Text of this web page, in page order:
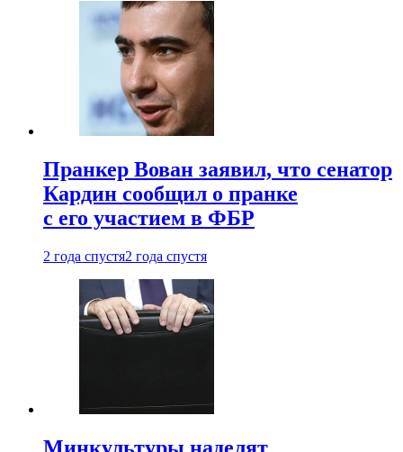
Пранкер Вован заявил, что сенатор
Кардин сообщил о пранке
с его участием в ФБР
2 года спустя2 года спустя